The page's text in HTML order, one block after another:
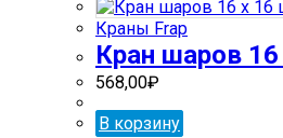
Краны Frap
Кран шаров
568,00₽
В корзину